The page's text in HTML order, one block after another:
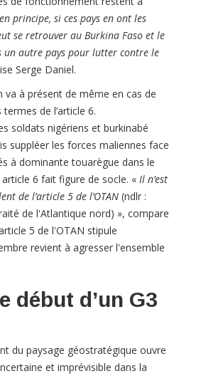
principe, si ces pays en ont les
se retrouver au Burkina Faso et le
un autre pays pour lutter contre le
Serge Daniel.
va à présent de même en cas de
de l’article 6.
soldats nigériens et burkinabé
suppléer les forces maliennes face
à dominante touarègue dans le
6 fait figure de socle. « Il n’est
de l’article 5 de l’OTAN (ndlr :
de l'Atlantique nord) », compare
5 de l'OTAN stipule
revient à agresser l'ensemble
début d’un G3
du paysage géostratégique ouvre
et imprévisible dans la